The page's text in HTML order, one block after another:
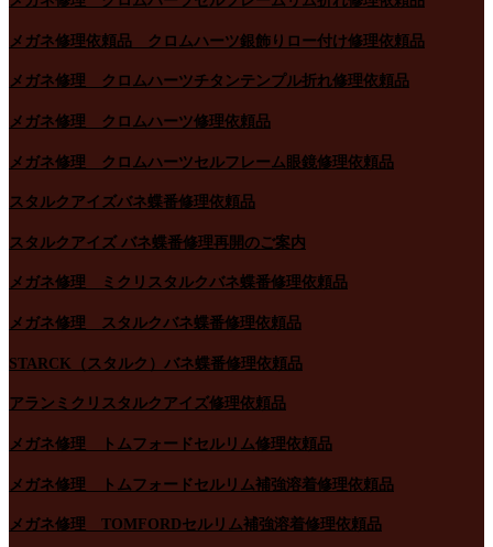
メガネ修理依頼品 クロムハーツ銀飾りロー付け修理依頼品
メガネ修理 クロムハーツチタンテンプル折れ修理依頼品
メガネ修理 クロムハーツ修理依頼品
メガネ修理 クロムハーツセルフレーム眼鏡修理依頼品
スタルクアイズバネ蝶番修理依頼品
スタルクアイズ バネ蝶番修理再開のご案内
メガネ修理 ミクリスタルクバネ蝶番修理依頼品
メガネ修理 スタルクバネ蝶番修理依頼品
STARCK（スタルク）バネ蝶番修理依頼品
アランミクリスタルクアイズ修理依頼品
メガネ修理 トムフォードセルリム修理依頼品
メガネ修理 トムフォードセルリム補強溶着修理依頼品
メガネ修理 TOMFORDセルリム補強溶着修理依頼品